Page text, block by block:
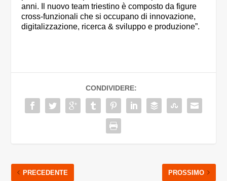
anni. Il nuovo team triestino è composto da figure
cross-funzionali che si occupano di innovazione,
digitalizzazione, ricerca & sviluppo e produzione”.
CONDIVIDERE:
PRECEDENTE PROSSIMO